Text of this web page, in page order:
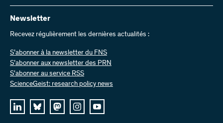
Envoyer des factures
Travailler chez nous
Offres d’emploi
Vous trouverez ici des informations complètes sur les projets de
recherche et les subsides approuvés par le FNS :
Recherche de projets
Newsletter
Recevez régulièrement les dernières actualités :
S’abonner à la newsletter du FNS
S’abonner aux newsletter des PRN
S'abonner au service RSS
ScienceGeist: research policy news